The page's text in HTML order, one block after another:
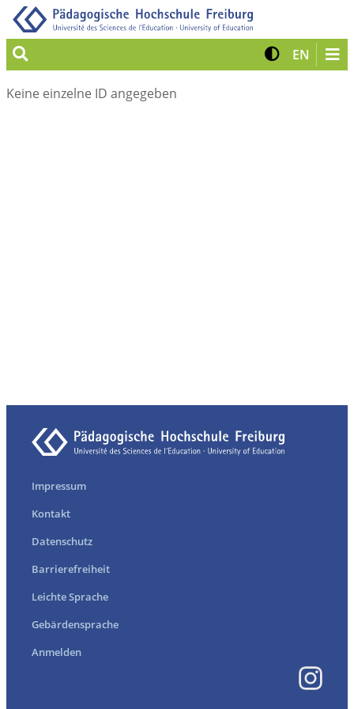
Suche Kontrast
EN Zur
Keine einzelne ID angegeben
Impressum
Kontakt
Datenschutz
Barrierefreiheit
Leichte Sprache
Gebärdensprache
Anmelden